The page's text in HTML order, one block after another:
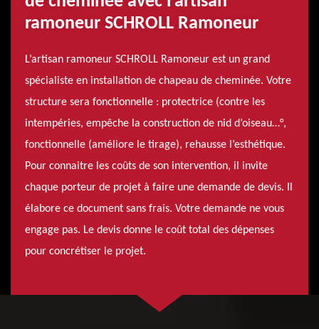
ramoneur SCHROLL Ramoneur
L’artisan ramoneur SCHROLL Ramoneur est un grand
spécialiste en installation de chapeau de cheminée. Votre
structure sera fonctionnelle : protectrice (contre les
intempéries, empêche la construction de nid d’oiseau…°,
fonctionnelle (améliore le tirage), rehausse l’esthétique.
Pour connaitre les coûts de son intervention, il invite
chaque porteur de projet à faire une demande de devis. Il
élabore ce document sans frais. Votre demande ne vous
engage pas. Le devis donne le coût total des dépenses
pour concrétiser le projet.